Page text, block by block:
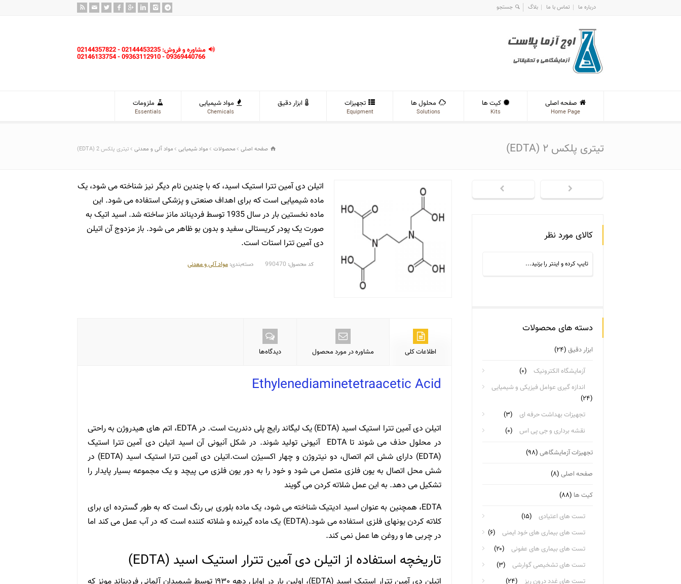
درباره ما تماس با ما بلاگ
مشاوره و فروش: 02144453235 - 02144357822
09369440766 - 09363112910 - 02146133754
صفحه اصلی
Home Page
کیت ها
Kits
محلول ها
Solutions
تجهیزات
Equipment
ابزار دقیق مواد شیمیایی
Chemicals
ملزومات
Essentials
تیتری پلکس ۲ (EDTA) صفحه اصلی محصولات مواد شیمیایی مواد آلی و معدنی تیتری پلکس 2 (EDTA)
اتیلن دی آمین تترا استیک اسید، که با چندین نام دیگر نیز شناخته می شود، یک
ماده شیمیایی است که برای اهداف صنعتی و پزشکی استفاده می شود. این
ماده نخستین بار در سال 1935 توسط فردیناند مانز ساخته شد. اسید اتیک به
صورت یک پودر کریستالی سفید و بدون بو ظاهر می شود. باز مزدوج آن اتیلن
دی آمین تترا استات است.
کد محصول: دسته‌بندی: مواد آلی و معدنی
اطلاعات کلی مشاوره در مورد محصول دیدگاه‌ها
Ethylenediaminetetraacetic Acid
اتیلن دی آمین تترا استیک اسید (EDTA) یک لیگاند رایج پلی دندریت است. در EDTA، اتم های هیدروژن به راحتی
در محلول حذف می شوند تا EDTA آنیونی تولید شوند. در شکل آنیونی آن اسید اتیلن دی آمین تترا استیک
(EDTA) دارای شش اتم اتصال، دو نیتروژن و چهار اکسیژن است.اتیلن دی آمین تترا استیک اسید (EDTA) در
شش محل اتصال به یون فلزی متصل می شود و خود را به دور یون فلزی می پیچد و یک مجموعه بسیار پایدار را
تشکیل می دهد. به این عمل شلاته کردن می گویند
EDTA، همچنین به عنوان اسید ادیتیک شناخته می شود، یک ماده بلوری بی رنگ است که به طور گسترده ای برای
کلاته کردن یونهای فلزی استفاده می شود.(EDTA) یک ماده گیرنده و شلاته کننده است که در آب عمل می کند اما
در چربی ها و روغن ها عمل نمی کند.
تاریخچه استفاده از اتیلن دی آمین تترار استیک اسید (EDTA)
کالای مورد نظر
دسته های محصولات
ابزار دقیق (۲۴)
آزمایشگاه الکترونیک
(۰)
اندازه گیری عوامل فیزیکی و شیمیایی
(۲۴)
تجهیزات بهداشت حرفه ای
(۳)
نقشه برداری و جی پی اس
(۰)
تجهیزات آزمایشگاهی (۹۸)
صفحه اصلی (۸)
کیت ها (۸۸)
تست های اعتیادی
(۱۵)
تست های بیماری های خود ایمنی
(۶)
تست های بیماری های عفونی
(۲۰)
تست های تشخیصی گوارشی
(۳)
تست های غدد درون ریز
(۲۴)